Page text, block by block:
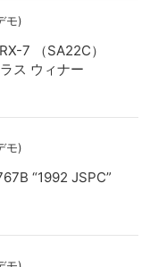
モ)
7 （SA22C）
ス ウィナー
モ)
“1992 JSPC”